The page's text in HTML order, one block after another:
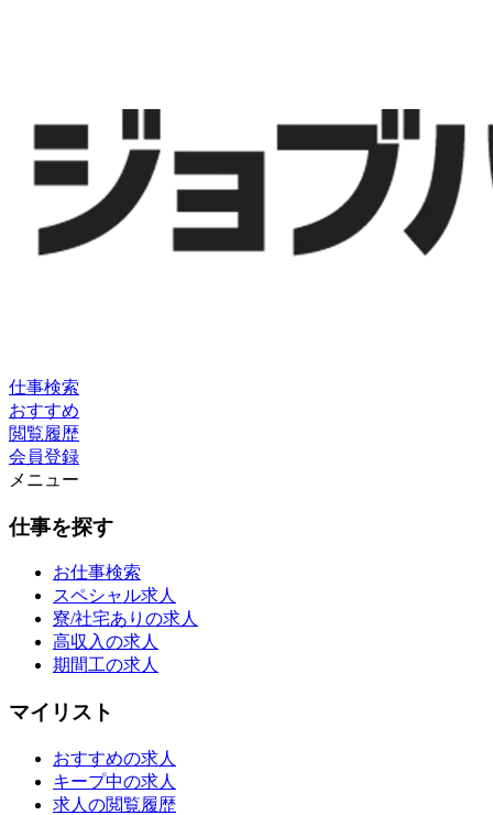
仕事検索
おすすめ
閲覧履歴
会員登録
メニュー
仕事を探す
お仕事検索
スペシャル求人
寮/社宅ありの求人
高収入の求人
期間工の求人
マイリスト
おすすめの求人
キープ中の求人
求人の閲覧履歴